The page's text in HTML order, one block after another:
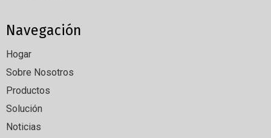
Navegación
Hogar
Sobre Nosotros
Productos
Solución
Noticias